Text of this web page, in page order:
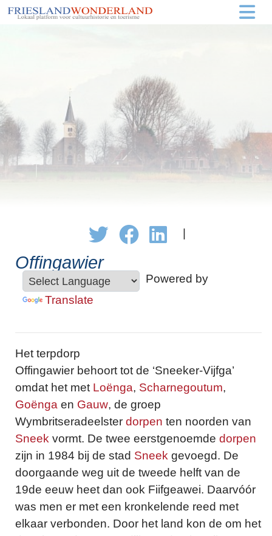
Offingawier
Powered by
Translate
Het terpdorp
Offingawier behoort tot de ‘Sneeker-Vijfga’
omdat het met Loënga, Scharnegoutum,
Goënga en Gauw, de groep
Wymbritseradeelster dorpen ten noorden van
Sneek vormt. De twee eerstgenoemde dorpen
zijn in 1984 bij de stad Sneek gevoegd. De
doorgaande weg uit de tweede helft van de
19de eeuw heet dan ook Fiifgeawei. Daarvóór
was men er met een kronkelende reed met
elkaar verbonden. Door het land kon de om het